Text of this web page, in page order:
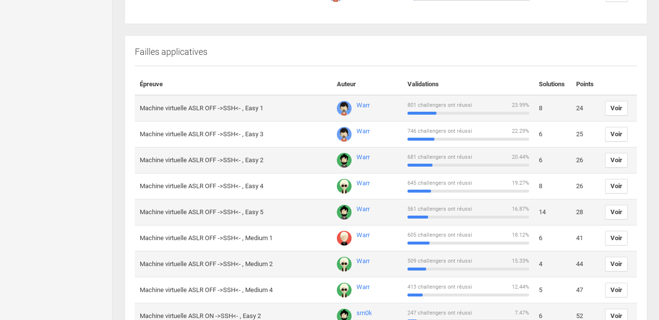
Failles applicatives
Épreuve Auteur Validations Solutions Points
Machine virtuelle ASLR OFF ->SSH<- , Easy 1 Warr 23.99%
801 challengers ont réussi 8 24 Voir
Machine virtuelle ASLR OFF ->SSH<- , Easy 3 Warr 22.29%
746 challengers ont réussi 6 25 Voir
Machine virtuelle ASLR OFF ->SSH<- , Easy 2 Warr 20.44%
681 challengers ont réussi 6 26 Voir
Machine virtuelle ASLR OFF ->SSH<- , Easy 4 Warr 19.27%
645 challengers ont réussi 8 26 Voir
Machine virtuelle ASLR OFF ->SSH<- , Easy 5 Warr 16.87%
561 challengers ont réussi 14 28 Voir
Machine virtuelle ASLR OFF ->SSH<- , Medium 1 Warr 18.12%
605 challengers ont réussi 6 41 Voir
Machine virtuelle ASLR OFF ->SSH<- , Medium 2 Warr 15.33%
509 challengers ont réussi 4 44 Voir
Machine virtuelle ASLR OFF ->SSH<- , Medium 4 Warr 12.44%
413 challengers ont réussi 5 47 Voir
Machine virtuelle ASLR ON ->SSH<- , Easy 2 sm0k 7.47%
247 challengers ont réussi 6 52 Voir